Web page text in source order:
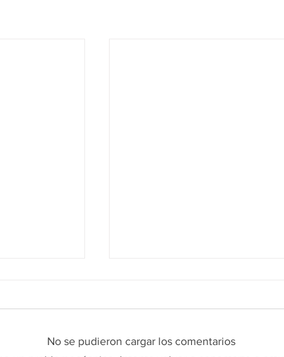
No se pudieron cargar los comentarios